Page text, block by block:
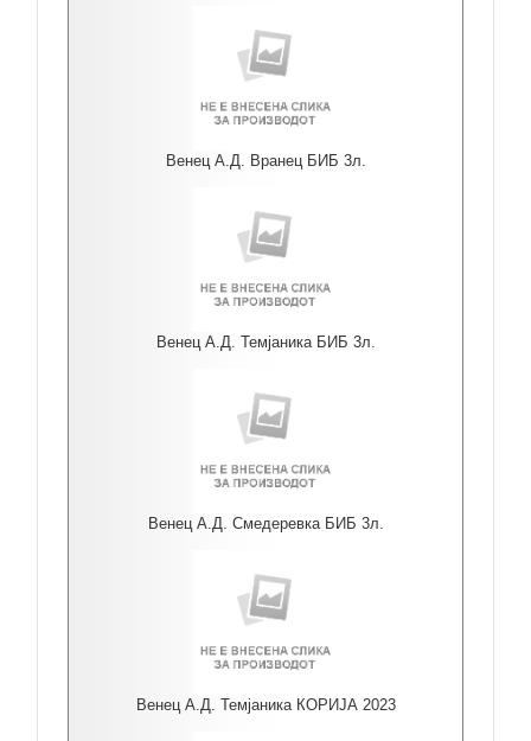
Венец А.Д. Вранец БИБ 3л.
Венец А.Д. Темјаника БИБ 3л.
Венец А.Д. Смедеревка БИБ 3л.
Венец А.Д. Темјаника КОРИЈА 2023